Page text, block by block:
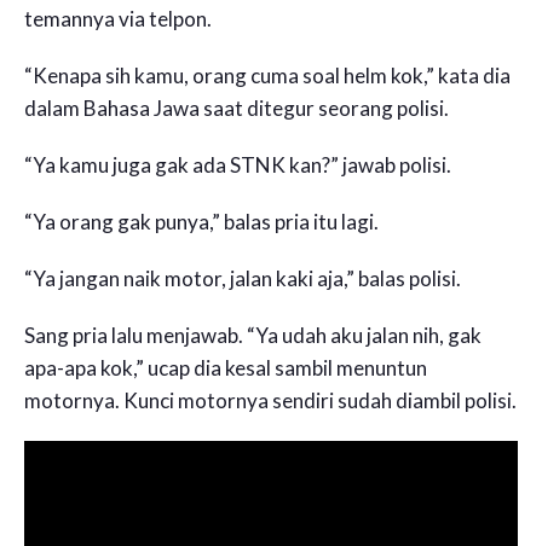
temannya via telpon.
“Kenapa sih kamu, orang cuma soal helm kok,” kata dia
dalam Bahasa Jawa saat ditegur seorang polisi.
“Ya kamu juga gak ada STNK kan?” jawab polisi.
“Ya orang gak punya,” balas pria itu lagi.
“Ya jangan naik motor, jalan kaki aja,” balas polisi.
Sang pria lalu menjawab. “Ya udah aku jalan nih, gak
apa-apa kok,” ucap dia kesal sambil menuntun
motornya. Kunci motornya sendiri sudah diambil polisi.